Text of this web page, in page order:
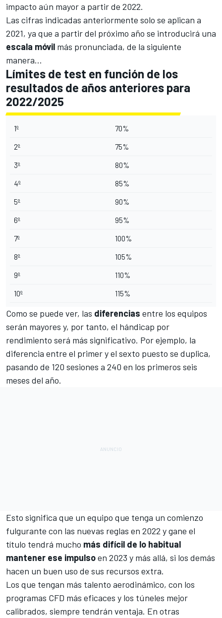
impacto aún mayor a partir de 2022.
Las cifras indicadas anteriormente solo se aplican a
2021, ya que a partir del próximo año se introducirá una
escala móvil más pronunciada, de la siguiente
manera...
Límites de test en función de los
resultados de años anteriores para
2022/2025
1º 70%
2º 75%
3º 80%
4º 85%
5º 90%
6º 95%
7º 100%
8º 105%
9º 110%
10º 115%
Como se puede ver, las diferencias entre los equipos
serán mayores y, por tanto, el hándicap por
rendimiento será más significativo. Por ejemplo, la
diferencia entre el primer y el sexto puesto se duplica,
pasando de 120 sesiones a 240 en los primeros seis
meses del año.
Esto significa que un equipo que tenga un comienzo
fulgurante con las nuevas reglas en 2022 y gane el
título tendrá mucho más difícil de lo habitual
mantener ese impulsoen 2023 y más allá, si los demás
hacen un buen uso de sus recursos extra.
Los que tengan más talento aerodinámico, con los
programas CFD más eficaces y los túneles mejor
calibrados, siempre tendrán ventaja. En otras